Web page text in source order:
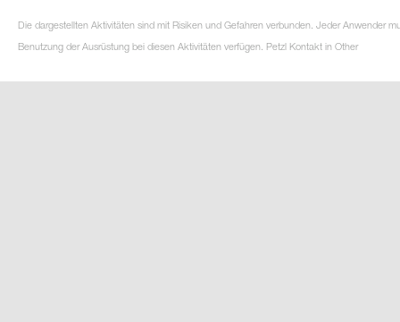
Die dargestellten Aktivitäten sind mit Risiken und Gefahren verbunden. Jeder Anwender
Benutzung der Ausrüstung bei diesen Aktivitäten verfügen. Petzl Kontakt in Other